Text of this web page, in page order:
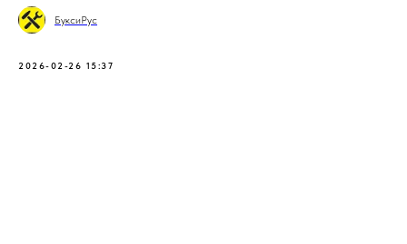
БуксиРус
2026-02-26 15:37